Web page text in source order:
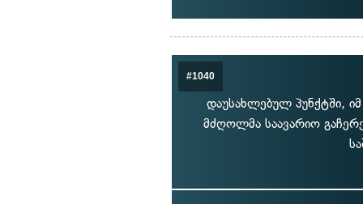
#1040
დაუსახლებულ პუნქტში,
მძღოლმა საავარიო